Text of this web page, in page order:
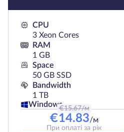
CPU
3 Xeon Cores
RAM
1 GB
Space
50 GB SSD
Bandwidth
1 TB
Windows
€15.67/м
€14.83/м
При оплаті за рік